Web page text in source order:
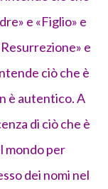
e «Figlio» e
e
ciò che è
è autentico. A
di ciò che è
mondo per
dei nomi nel